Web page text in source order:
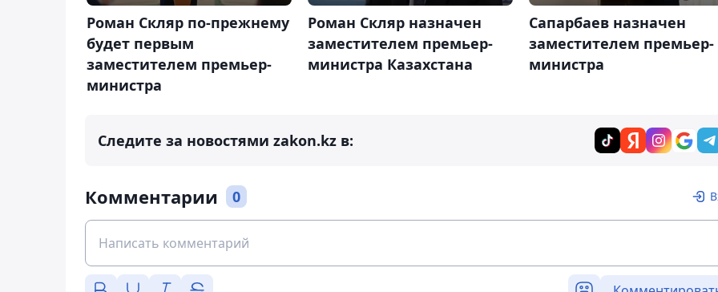
Роман Скляр по-прежнему
будет первым
заместителем премьер-
министра
Роман Скляр назначен
заместителем премьер-
министра Казахстана
Сапарбаев назначен
заместителем премьер-
министра
Следите за новостями zakon.kz в:
Комментарии 0